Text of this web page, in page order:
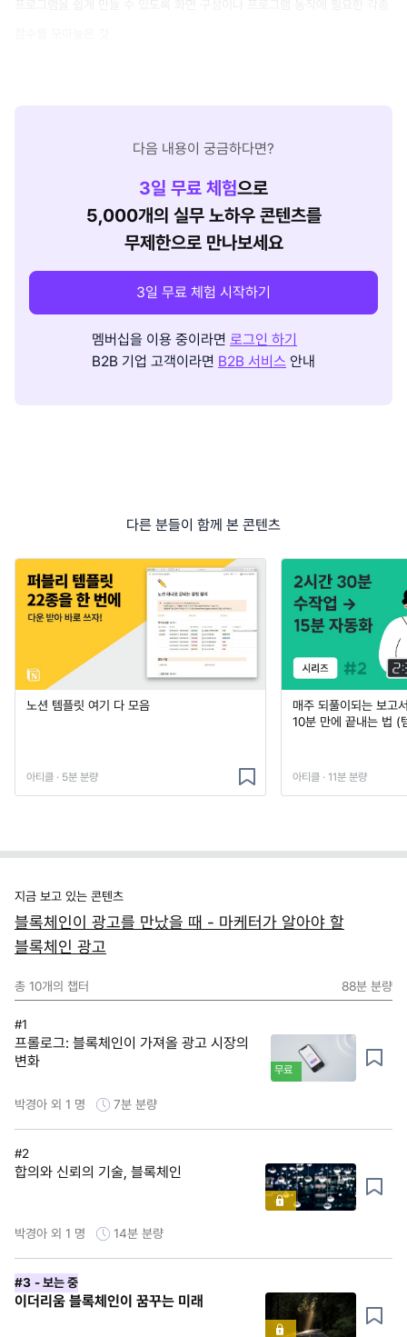
다음 내용이 궁금하다면?
3일 무료 체험으로
5,000개의 실무 노하우 콘텐츠를
무제한으로 만나보세요
3일 무료 체험 시작하기
멤버십을 이용 중이라면 로그인 하기
B2B 기업 고객이라면 B2B 서비스 안내
다른 분들이 함께 본 콘텐츠
노션 템플릿 여기 다 모음
아티클 · 5분 분량
매주 되풀이되는 보고
10분 만에 끝내는 법 (
아티클 · 11분 분량
지금 보고 있는 콘텐츠
블록체인이 광고를 만났을 때 - 마케터가 알아야 할
블록체인 광고
총 10개의 챕터 88분 분량
#1
프롤로그: 블록체인이 가져올 광고 시장의
변화
무료
박경아 외 1 명 7분 분량
#2
합의와 신뢰의 기술, 블록체인
박경아 외 1 명 14분 분량
#3 - 보는 중
이더리움 블록체인이 꿈꾸는 미래